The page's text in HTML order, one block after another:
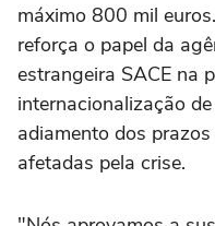
máximo 800 mil
reforça o papel da
estrangeira SACE na
internacionalização
adiamento dos
afetadas pela crise.